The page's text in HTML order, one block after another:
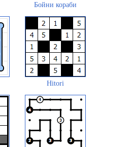
Бойни кораби
Hitori